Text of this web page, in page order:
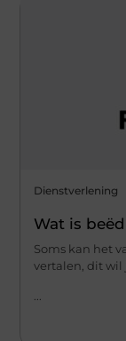
Dienstverlening
Wat is
Soms kan het
vertalen, dit wil